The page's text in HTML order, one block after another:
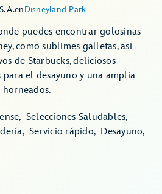
enDisneyland Park
puedes encontrar golosinas
como sublimes galletas, así
de Starbucks, deliciosos
para el desayuno y una amplia
Selecciones Saludables
Servicio rápido
Desayuno